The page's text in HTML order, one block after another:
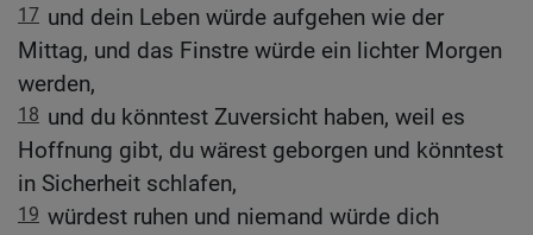
17 und dein Leben würde aufgehen wie der
Mittag, und das Finstre würde ein lichter Morgen
werden,
18 und du könntest Zuversicht haben, weil es
Hoffnung gibt, du wärest geborgen und könntest
in Sicherheit schlafen,
19 würdest ruhen und niemand würde dich